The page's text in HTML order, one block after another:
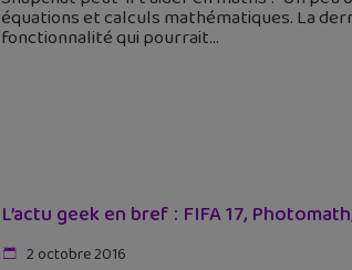
équations et calculs mathématiques. La
fonctionnalité qui pourrait
L’actu geek en bref : FIFA 17,
2 octobre 2016